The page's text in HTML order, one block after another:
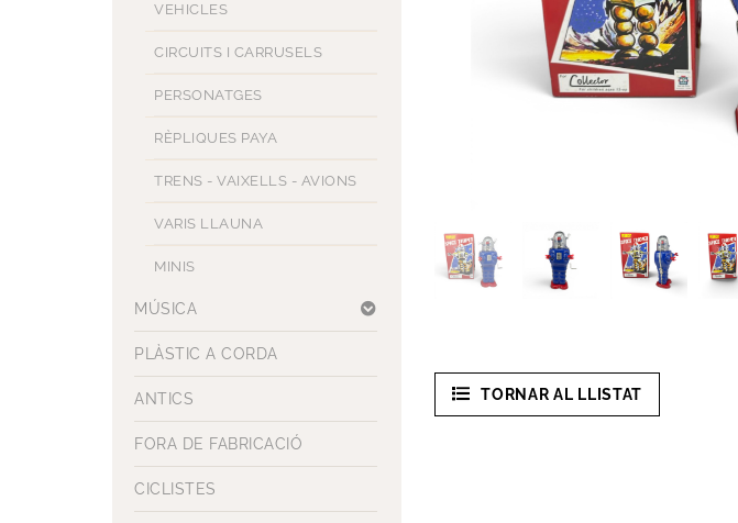
VEHICLES
CIRCUITS I CARRUSELS
PERSONATGES
RÈPLIQUES PAYA
TRENS - VAIXELLS - AVIONS
VARIS LLAUNA
MINIS
MÚSICA
PLÀSTIC A CORDA
ANTICS
FORA DE FABRICACIÓ
CICLISTES
TORNAR AL LLISTAT